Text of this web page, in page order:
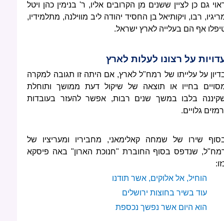
גם כן לציין ששנים מן הקרובים אליו, ר' בנימין כהן ויטל
רבו, ויקותיאל בן החסיד יהודה ליב מווילנה, מתלמידיו,
אף הם בעלייה לארץ ישראל.
על רצונו לעלות לארץ
על עלייתו של רמח"ל לארץ, אם היתה זו תגובה למקרה
בחייו או תוצאה של שיקול דעת ממושך ותוחלת
בלבו במשך שנים רבות, אפשר להעזר בעובדות
גלויים.
שירו של שמחה קאלימאני, מחביריו ומעריציו של
שנדפס בסוף החוברת "חנוכת הארון" באה פיסקא
הוחיל, אל אלוקים, אשר תודנו
עוד בשיר בחוצות ירושלים
הוא היום אשר נפשך נכספת